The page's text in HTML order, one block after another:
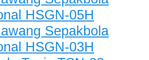
HSGN-05H
Sepakbola
HSGN-03H